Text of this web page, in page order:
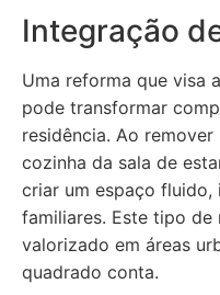
Integração
Uma reforma que visa
pode transformar
residência. Ao
cozinha da sala de
criar um espaço fluido,
familiares. Este tipo de
valorizado em áreas
quadrado conta.